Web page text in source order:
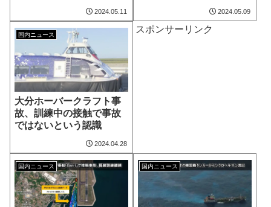
2024.05.11 2024.05.09
国内ニュース
大分ホーバークラフト事
故、訓練中の接触で事故
ではないという認識
2024.04.28
スポンサーリンク
国内ニュース 国内ニュース